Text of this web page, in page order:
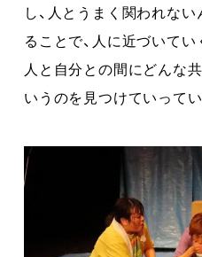
し、人とうまく関われな
ることで、人に近づいて
人と自分との間にどんな
いうのを見つけていって